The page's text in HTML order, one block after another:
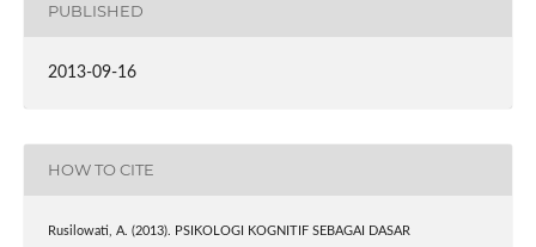
PUBLISHED
2013-09-16
HOW TO CITE
Rusilowati, A. (2013). PSIKOLOGI KOGNITIF SEBAGAI DASAR